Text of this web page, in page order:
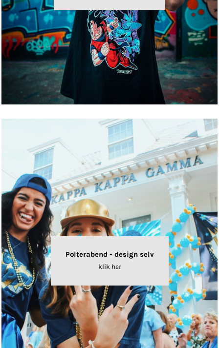
Polterabend - design selv
klik her